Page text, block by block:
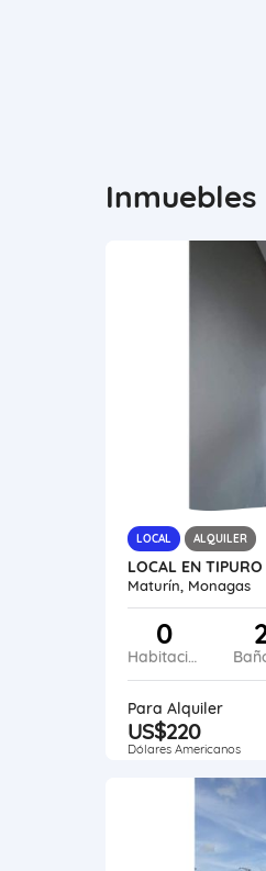
Inmuebles
LOCAL ALQUILER
LOCAL EN
Maturín, Monagas
0
Habitaciones
Para Alquiler
US$220
Dólares Americanos